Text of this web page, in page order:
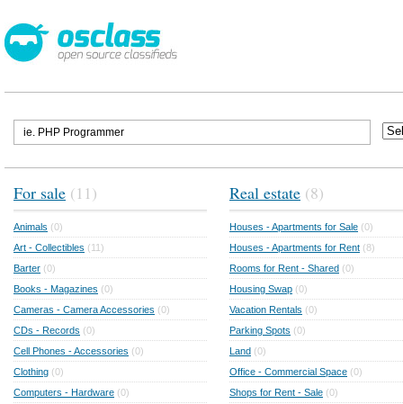
For sale (11)
Animals (0)
Art - Collectibles (11)
Barter (0)
Books - Magazines (0)
Cameras - Camera Accessories (0)
CDs - Records (0)
Cell Phones - Accessories (0)
Clothing (0)
Computers - Hardware (0)
Real estate (8)
Houses - Apartments for Sale (0)
Houses - Apartments for Rent (8)
Rooms for Rent - Shared (0)
Housing Swap (0)
Vacation Rentals (0)
Parking Spots (0)
Land (0)
Office - Commercial Space (0)
Shops for Rent - Sale (0)